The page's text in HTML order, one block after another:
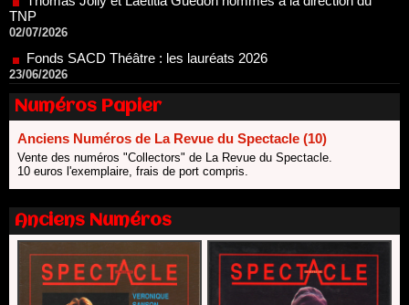
Fonds SACD Théâtre : les lauréats 2026
23/06/2026
Dispositif ARTCENA Écrire pour le cirque, les lauréats 2026 !
20/06/2026
Le palmarès des prix SACD 2026
18/06/2026
Les 10 lauréats du Fonds Grandes Formes Théâtre 2026
SACD
13/06/2026
direction du Théâtre de Gennevilliers - CDN
13/06/2026
Dispositif SACD Auteurs d'espaces : les lauréats 2026
18/03/2026
Numéros Papier
Anciens Numéros de La Revue du Spectacle (10)
Vente des numéros "Collectors" de La Revue du Spectacle.
10 euros l'exemplaire, frais de port compris.
Anciens Numéros